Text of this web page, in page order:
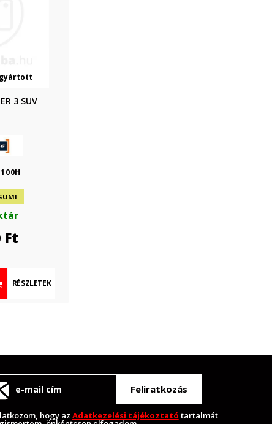
3 SUV
Ft
RÉSZLETEK
Feliratkozás
hogy az Adatkezelési tájékoztató tartalmát